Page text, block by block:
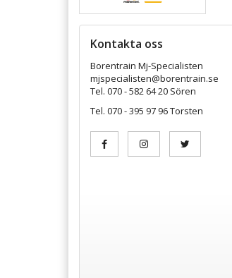
Kontakta oss
Borentrain Mj-Specialisten
mjspecialisten@borentrain.se
Tel. 070 - 582 64 20 Sören
Tel. 070 - 395 97 96 Torsten